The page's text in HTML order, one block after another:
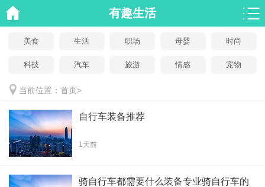
有趣生活
美食 生活 职场 母婴 时尚
科技 汽车 旅游 情感 宠物
当前位置： 首页>
自行车装备推荐
1天前
骑自行车都需要什么装备专业骑自行车的